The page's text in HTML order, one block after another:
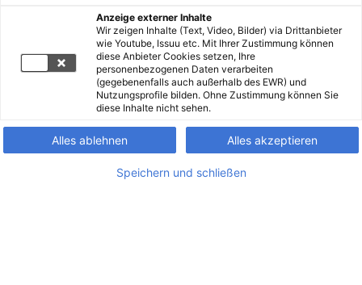
Anzeige externer Inhalte
Wir zeigen Inhalte (Text, Video, Bilder) via Drittanbieter
wie Youtube, Issuu etc. Mit Ihrer Zustimmung können
diese Anbieter Cookies setzen, Ihre
personenbezogenen Daten verarbeiten
(gegebenenfalls auch außerhalb des EWR) und
Nutzungsprofile bilden. Ohne Zustimmung können Sie
diese Inhalte nicht sehen.
Alles ablehnen Alles akzeptieren
Speichern und schließen